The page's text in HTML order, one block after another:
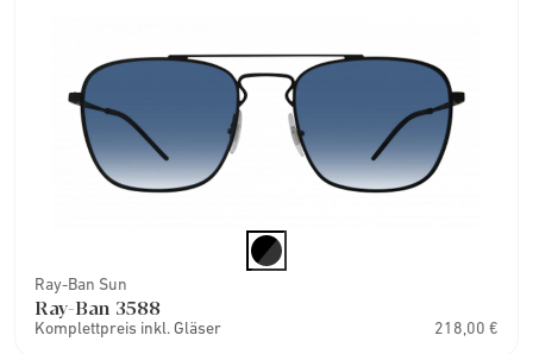
Ray-Ban Sun
Ray-Ban 3588
Komplettpreis inkl. Gläser 218,00 €